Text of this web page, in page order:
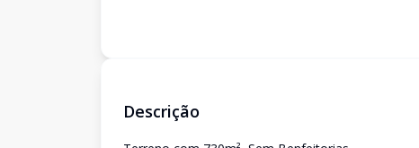
Descrição